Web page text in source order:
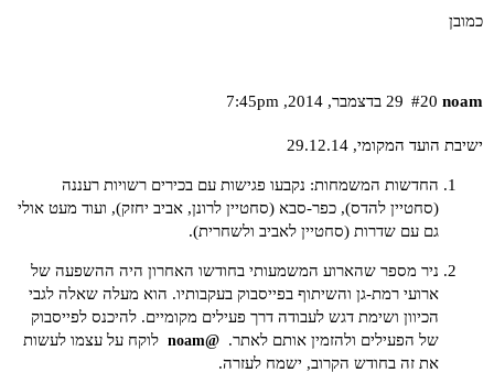
כמובן
noam 29 בדצמבר,‏ 2014,‏ 7:45pm #20
ישיבת הועד המקומי, 29.12.14
החדשות המשמחות: נקבעו פגישות עם בכירים רשויות רעננה
(סחטיין להדס), כפר-סבא (סחטיין לרונן, אביב יחזק), ועוד מעט אולי
גם עם שדרות (סחטיין לאביב ולשחרית).
ניר מספר שהארוע המשמעותי בחודשו האחרון היה ההשפעה של
ארועי רמת-גן והשיתוף בפייסבוק בעקבותיו. הוא מעלה שאלה לגבי
הכיוון ושימת דגש לעבודה דרך פעילים מקומיים. להיכנס לפייסבוק
של הפעילים ולהזמין אותם לאתר. @noam
לוקח על עצמו לעשות
את זה בחודש הקרוב, ישמח לעזרה.